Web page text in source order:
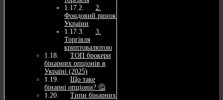
2.
Фондовий ринок
України
3.
Торгівля
криптовалютою
ТОП брокери
бінарних опціонів в
Україні (2025)
Що таке
бінарні опціони? 🤔
Типи бінарних